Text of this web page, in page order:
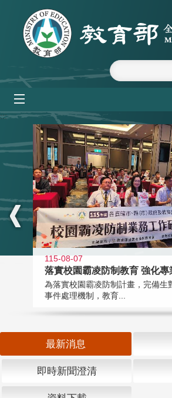
跳到主要內容區塊
:::
115-08-07
落實校園霸凌防制教育 強化專
為落實校園霸凌防制計畫，完備生
事件處理機制，教育...
最新消息
即時新聞澄清